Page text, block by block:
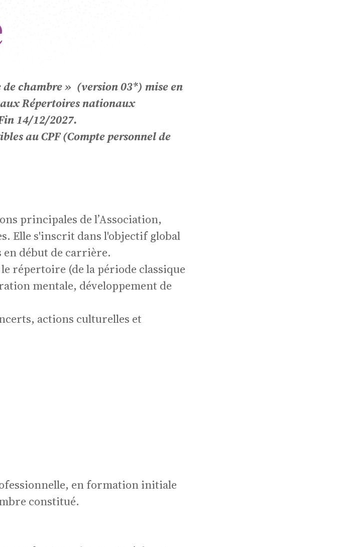
chambre » (version 03*) mise en
Répertoires nationaux
14/12/2027.
au CPF (Compte personnel de
principales de l’Association,
Elle s'inscrit dans l'objectif global
en début de carrière.
répertoire (de la période classique
mentale, développement de
actions culturelles et
en formation initiale
constitué.